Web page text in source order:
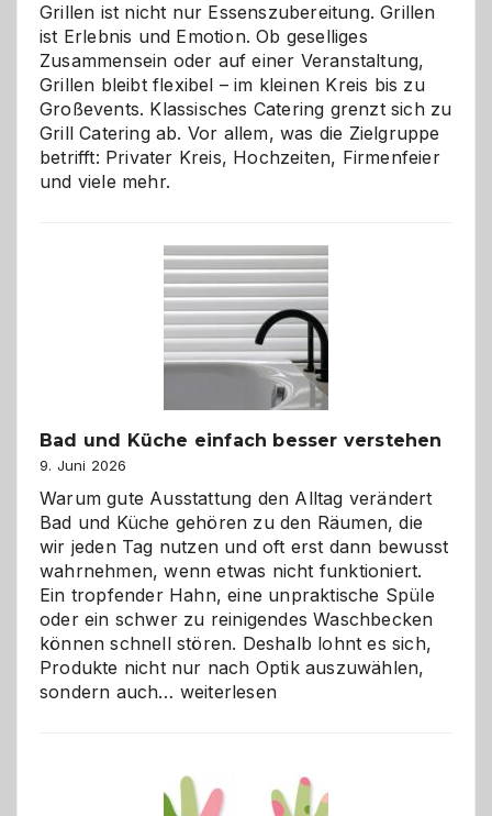
Grillen ist nicht nur Essenszubereitung. Grillen
ist Erlebnis und Emotion. Ob geselliges
Zusammensein oder auf einer Veranstaltung,
Grillen bleibt flexibel – im kleinen Kreis bis zu
Großevents. Klassisches Catering grenzt sich zu
Grill Catering ab. Vor allem, was die Zielgruppe
betrifft: Privater Kreis, Hochzeiten, Firmenfeier
und viele mehr.
Bad und Küche einfach besser verstehen
9. Juni 2026
Warum gute Ausstattung den Alltag verändert
Bad und Küche gehören zu den Räumen, die
wir jeden Tag nutzen und oft erst dann bewusst
wahrnehmen, wenn etwas nicht funktioniert.
Ein tropfender Hahn, eine unpraktische Spüle
oder ein schwer zu reinigendes Waschbecken
können schnell stören. Deshalb lohnt es sich,
Produkte nicht nur nach Optik auszuwählen,
sondern auch… Bad
besser
weiterlesen